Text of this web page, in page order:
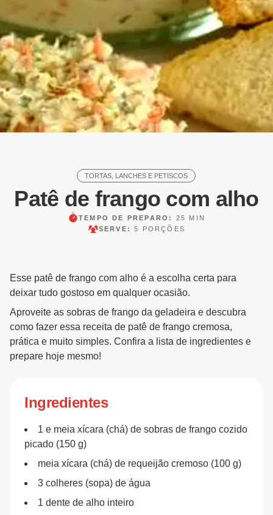
TORTAS, LANCHES E PETISCOS
Patê de frango com alho
TEMPO DE PREPARO: 25 MIN
SERVE:5 PORÇÕES
Esse patê de frango com alho é a escolha certa para
deixar tudo gostoso em qualquer ocasião.
Aproveite as sobras de frango da geladeira e descubra
como fazer essa receita de patê de frango cremosa,
prática e muito simples. Confira a lista de ingredientes e
prepare hoje mesmo!
Ingredientes
1 e meia xícara (chá) de sobras de frango cozido
picado (150 g)
meia xícara (chá) de requeijão cremoso (100 g)
3 colheres (sopa) de água
1 dente de alho inteiro